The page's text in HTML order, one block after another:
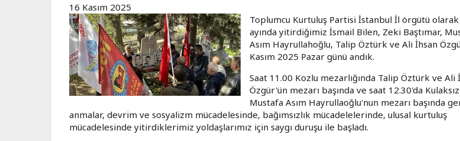
16 Kasım 2025
Toplumcu Kurtuluş Partisi İstanbul İl örgütü olarak
ayında yitirdiğimiz İsmail Bilen, Zeki Baştımar,
Asım Hayrullahoğlu, Talip Öztürk ve Ali İhsan
Kasım 2025 Pazar günü andık.
Saat 11.00 Kozlu mezarlığında Talip Öztürk ve Ali
Özgür'ün mezarı başında ve saat 12.30'da
Mustafa Asım Hayrullaoğlu'nun mezarı başında
anmalar, devrim ve sosyalizm mücadelesinde, bağımsızlık mücadelelerinde, ulusal kurtuluş
mücadelesinde yitirdiklerimiz yoldaşlarımız için saygı duruşu ile başladı.